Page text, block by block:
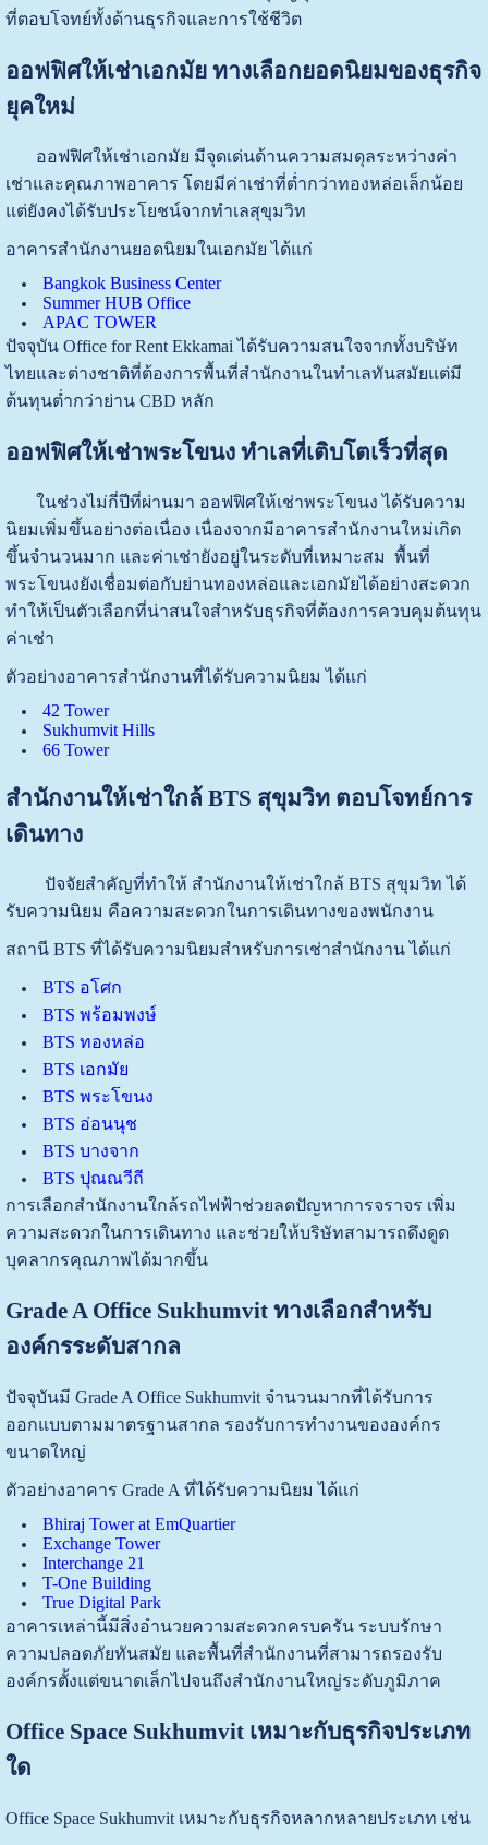
ที่ตอบโจทย์ทั้งด้านธุรกิจและการใช้ชีวิต
ออฟฟิศให้เช่าเอกมัย ทางเลือกยอดนิยมของธุรกิจ
ยุคใหม่
ออฟฟิศให้เช่าเอกมัย มีจุดเด่นด้านความสมดุลระหว่างค่า
เช่าและคุณภาพอาคาร โดยมีค่าเช่าที่ต่ำกว่าทองหล่อเล็กน้อย
แต่ยังคงได้รับประโยชน์จากทำเลสุขุมวิท
อาคารสำนักงานยอดนิยมในเอกมัย ได้แก่
Bangkok Business Center
Summer HUB Office
APAC TOWER
ปัจจุบัน Office for Rent Ekkamai ได้รับความสนใจจากทั้งบริษัท
ไทยและต่างชาติที่ต้องการพื้นที่สำนักงานในทำเลทันสมัยแต่มี
ต้นทุนต่ำกว่าย่าน CBD หลัก
ออฟฟิศให้เช่าพระโขนง ทำเลที่เติบโตเร็วที่สุด
ในช่วงไม่กี่ปีที่ผ่านมา ออฟฟิศให้เช่าพระโขนง ได้รับความ
นิยมเพิ่มขึ้นอย่างต่อเนื่อง เนื่องจากมีอาคารสำนักงานใหม่เกิด
ขึ้นจำนวนมาก และค่าเช่ายังอยู่ในระดับที่เหมาะสม พื้นที่
พระโขนงยังเชื่อมต่อกับย่านทองหล่อและเอกมัยได้อย่างสะดวก
ทำให้เป็นตัวเลือกที่น่าสนใจสำหรับธุรกิจที่ต้องการควบคุมต้นทุน
ค่าเช่า
ตัวอย่างอาคารสำนักงานที่ได้รับความนิยม ได้แก่
42 Tower
Sukhumvit Hills
66 Tower
สำนักงานให้เช่าใกล้ BTS สุขุมวิท ตอบโจทย์การ
เดินทาง
ปัจจัยสำคัญที่ทำให้ สำนักงานให้เช่าใกล้ BTS สุขุมวิท ได้
รับความนิยม คือความสะดวกในการเดินทางของพนักงาน
สถานี BTS ที่ได้รับความนิยมสำหรับการเช่าสำนักงาน ได้แก่
BTS อโศก
BTS พร้อมพงษ์
BTS ทองหล่อ
BTS เอกมัย
BTS พระโขนง
BTS อ่อนนุช
BTS บางจาก
BTS ปุณณวีถี
การเลือกสำนักงานใกล้รถไฟฟ้าช่วยลดปัญหาการจราจร เพิ่ม
ความสะดวกในการเดินทาง และช่วยให้บริษัทสามารถดึงดูด
บุคลากรคุณภาพได้มากขึ้น
Grade A Office Sukhumvit ทางเลือกสำหรับ
องค์กรระดับสากล
ปัจจุบันมี Grade A Office Sukhumvit จำนวนมากที่ได้รับการ
ออกแบบตามมาตรฐานสากล รองรับการทำงานขององค์กร
ขนาดใหญ่
ตัวอย่างอาคาร Grade A ที่ได้รับความนิยม ได้แก่
Bhiraj Tower at EmQuartier
Exchange Tower
Interchange 21
T-One Building
True Digital Park
อาคารเหล่านี้มีสิ่งอำนวยความสะดวกครบครัน ระบบรักษา
ความปลอดภัยทันสมัย และพื้นที่สำนักงานที่สามารถรองรับ
องค์กรตั้งแต่ขนาดเล็กไปจนถึงสำนักงานใหญ่ระดับภูมิภาค
Office Space Sukhumvit เหมาะกับธุรกิจประเภท
ใด
Office Space Sukhumvit เหมาะกับธุรกิจหลากหลายประเภท เช่น